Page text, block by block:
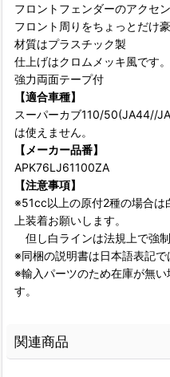
フロントフェンダーのアクセン
フロント周りをちょっとだけ
材質はプラスチック製
仕上げはクロムメッキ風です。
強力両面テープ付
【適合車種】
スーパーカブ110/50(JA44//
は使えません。
【メーカー品番】
APK76LJ61100ZA
【注意事項】
※51cc以上の原付2種の場合は
上装着お願いします。
但し白ラインは法規上で強
※同梱の説明書は日本語表記で
※輸入パーツのため在庫が無
す。
関連商品